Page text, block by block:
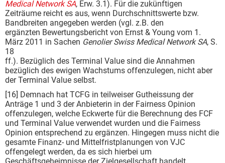
Medical Network SA, Erw. 3.1). Für die zukünftigen
Zeiträume reicht es aus, wenn Durchschnittswerte bzw.
Bandbreiten angegeben werden (vgl. z.B. den
ergänzten Bewertungsbericht von Ernst & Young vom 1.
März 2011 in Sachen Genolier Swiss Medical Network SA, S.
18
ff.). Bezüglich des Terminal Value sind die Annahmen
bezüglich des ewigen Wachstums offenzulegen, nicht aber
der Terminal Value selbst.
[16] Demnach hat TCFG in teilweiser Gutheissung der
Anträge 1 und 3 der Anbieterin in der Fairness Opinion
offenzulegen, welche Eckwerte für die Berechnung des FCF
und Terminal Value verwendet wurden und die Fairness
Opinion entsprechend zu ergänzen. Hingegen muss nicht die
gesamte Finanz- und Mittelfristplanungen von VJC
offengelegt werden, da es sich hierbei um